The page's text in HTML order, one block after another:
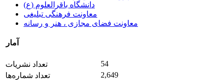
دانشگاه باقرالعلوم (ع)
معاونت فرهنگی تبلیغی
معاونت فضای مجازی ، هنر و رسانه
آمار
تعداد نشریات
54
تعداد شماره‌ها
2,649